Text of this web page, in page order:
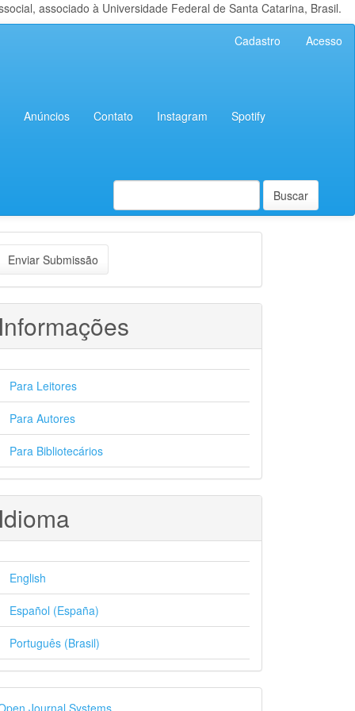
associado à Universidade Federal de Santa Catarina, Brasil.
Cadastro Acesso
Anúncios Contato Instagram Spotify
Buscar
Enviar Submissão
Para Leitores
Para Autores
Para Bibliotecários
English
Español (España)
Português (Brasil)
Journal Systems